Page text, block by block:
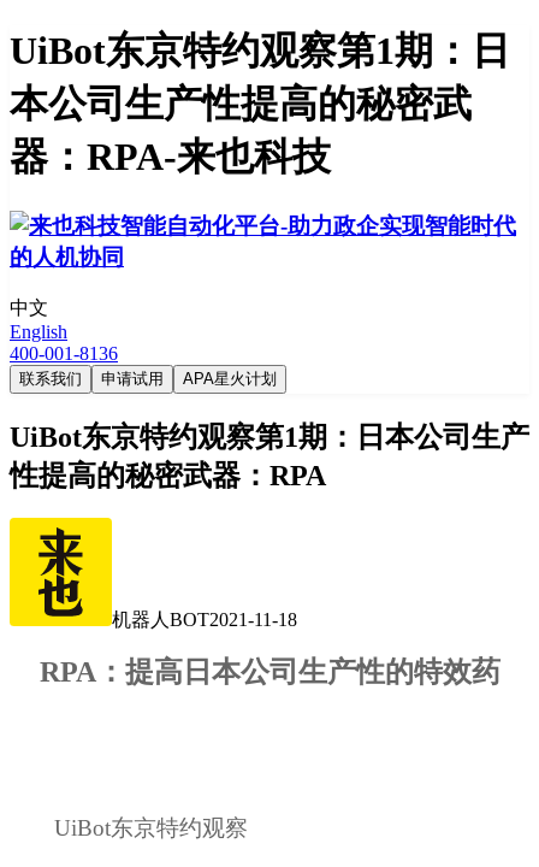
UiBot东京特约观察第1期：日
本公司生产性提高的秘密武
器：RPA-来也科技
中文
English
400-001-8136
联系我们 申请试用 APA星火计划
UiBot东京特约观察第1期：日本公司生产
性提高的秘密武器：RPA
机器人BOT2021-11-18
RPA：提高日本公司生产性的特效药
UiBot东京特约观察